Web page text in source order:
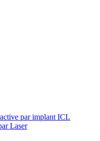
par implant ICL
Laser